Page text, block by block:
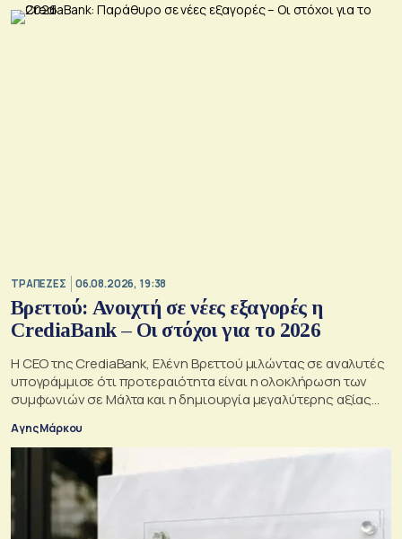
ΤΡΑΠΕΖΕΣ 06.08.2026, 19:38
Βρεττού: Ανοιχτή σε νέες εξαγορές η
CrediaBank – Οι στόχοι για το 2026
Η CEO της CrediaBank, Ελένη Βρεττού μιλώντας σε αναλυτές
υπογράμμισε ότι προτεραιότητα είναι η ολοκλήρωση των
συμφωνιών σε Μάλτα και η δημιουργία μεγαλύτερης αξίας
Αγης Μάρκου